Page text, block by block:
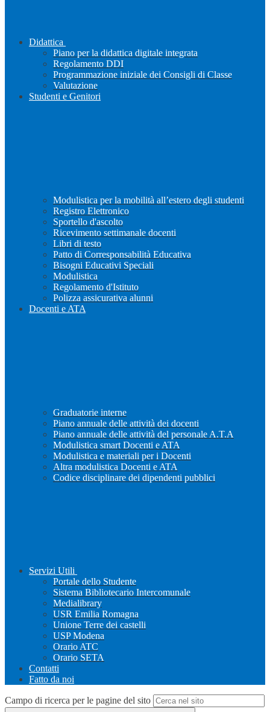
Didattica
Piano per la didattica digitale integrata
Regolamento DDI
Programmazione iniziale dei Consigli di Classe
Valutazione
Studenti e Genitori
Modulistica per la mobilità all’estero degli studenti
Registro Elettronico
Sportello d'ascolto
Ricevimento settimanale docenti
Libri di testo
Patto di Corresponsabilità Educativa
Bisogni Educativi Speciali
Modulistica
Regolamento d'Istituto
Polizza assicurativa alunni
Docenti e ATA
Graduatorie interne
Piano annuale delle attività dei docenti
Piano annuale delle attività del personale A.T.A
Modulistica smart Docenti e ATA
Modulistica e materiali per i Docenti
Altra modulistica Docenti e ATA
Codice disciplinare dei dipendenti pubblici
Servizi Utili
Portale dello Studente
Sistema Bibliotecario Intercomunale
Medialibrary
USR Emilia Romagna
Unione Terre dei castelli
USP Modena
Orario ATC
Orario SETA
Contatti
Fatto da noi
Campo di ricerca per le pagine del sito